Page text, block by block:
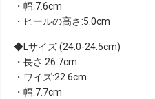
・幅:7.6cm
・ヒールの高さ:5.0cm
Lサイズ (24.0-24.5cm)
・長さ:26.7cm
・ワイズ:22.6cm
・幅:7.7cm